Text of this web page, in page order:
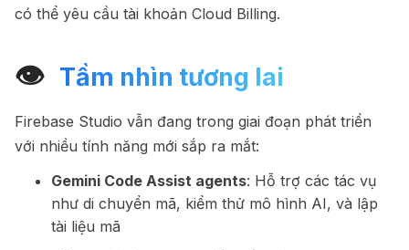
có thể yêu cầu tài khoản Cloud Billing.
👁 ️ Tầm nhìn tương lai
Firebase Studio vẫn đang trong giai đoạn phát triển
với nhiều tính năng mới sắp ra mắt:
Gemini Code Assist agents: Hỗ trợ các tác vụ
như di chuyển mã, kiểm thử mô hình AI, và lập
tài liệu mã